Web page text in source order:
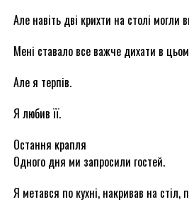
Але навіть дві крихти на столі могли
Мені ставало все важче дихати в
Але я терпів.
Я любив її.
Остання крапля
Одного дня ми запросили гостей.
Я метався по кухні, накривав на стіл,